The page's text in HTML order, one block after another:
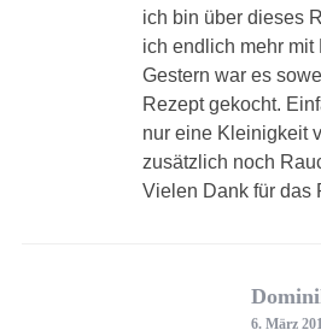
ich bin über dieses
ich endlich mehr
Gestern war es
Rezept gekocht.
nur eine Kleinigkeit
zusätzlich noch
Vielen Dank für das
6. März